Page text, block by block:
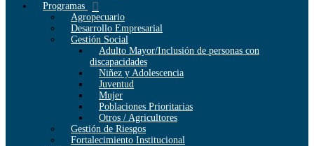
Programas
Agropecuario
Desarrollo Empresarial
Gestión Social
Adulto Mayor/Inclusión de personas con
discapacidades
Niñez y Adolescencia
Juventud
Mujer
Poblaciones Prioritarias
Otros / Agricultores
Gestión de Riesgos
Fortalecimiento Institucional